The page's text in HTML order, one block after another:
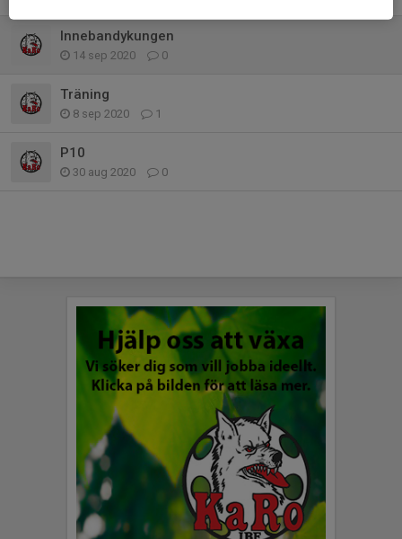
Innebandykungen
14 sep 2020 0
Träning
8 sep 2020 1
P10
30 aug 2020 0